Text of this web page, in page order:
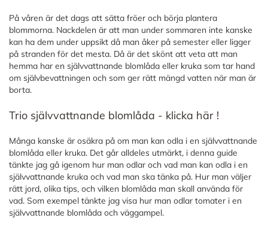
På våren är det dags att sätta fröer och börja plantera
blommorna. Nackdelen är att man under sommaren inte kanske
kan ha dem under uppsikt då man åker på semester eller ligger
på stranden för det mesta. Då är det skönt att veta att man
hemma har en självvattnande blomlåda eller kruka som tar hand
om självbevattningen och som ger rätt mängd vatten när man är
borta.
Trio självvattnande blomlåda - klicka här !
Många kanske är osäkra på om man kan odla i en självvattnande
blomlåda eller kruka. Det går alldeles utmärkt, i denna guide
tänkte jag gå igenom hur man odlar och vad man kan odla i en
självvattnande kruka och vad man ska tänka på. Hur man väljer
rätt jord, olika tips, och vilken blomlåda man skall använda för
vad. Som exempel tänkte jag visa hur man odlar tomater i en
självvattnande blomlåda och väggampel.